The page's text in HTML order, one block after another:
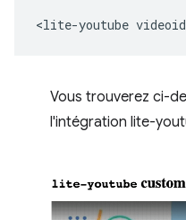
Vous trouverez ci-
l'intégration lite-